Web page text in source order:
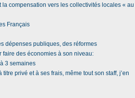
la compensation vers les collectivités locales « au
Français
dépenses publiques, des réformes
faire des économies à son niveau:
3 semaines
privé et à ses frais, même tout son staff, j’en